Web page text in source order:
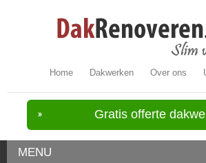
Home Dakwerken Over ons
Gratis offerte
MENU